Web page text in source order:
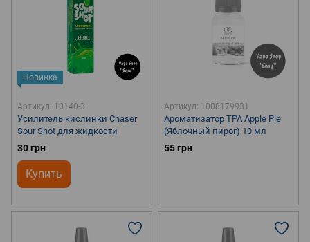
Новинка
Артикул: 10140-3
Усилитель кислинки Chaser
Sour Shot для жидкости
30 грн
Купить
Артикул: 1008179931
Ароматизатор TPA Apple Pie
(Яблочный пирог) 10 мл
55 грн